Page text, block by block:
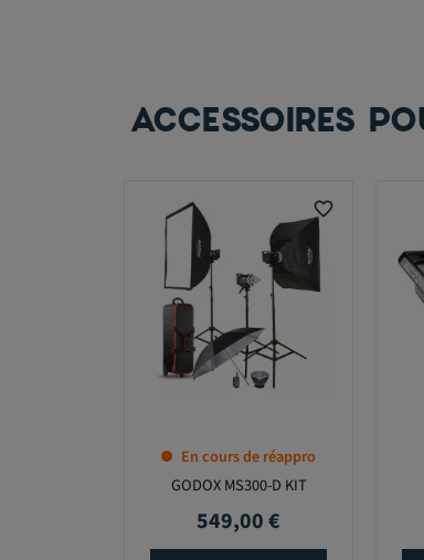
ACCESSOIRES
favorite_border
En cours de réappro
GODOX MS300-D KIT
Prix
549,00 €